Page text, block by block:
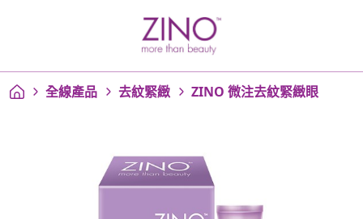
全線產品 去紋緊緻 ZINO 微注去紋緊緻眼